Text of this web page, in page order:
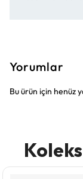
Yorumlar
Bu ürün için henüz